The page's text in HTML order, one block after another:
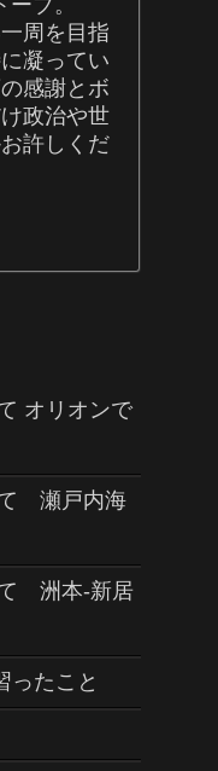
ーブ。
周を目指
凝ってい
感謝とボ
政治や世
許しくだ
オリオンで
瀬戸内海
洲本-新居
たこと